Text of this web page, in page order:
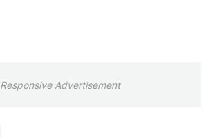
Responsive Advertisement